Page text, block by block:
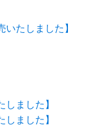
たしました】
ました】
ました】